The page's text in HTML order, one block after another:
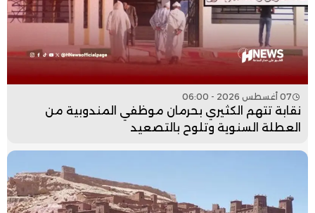
07 أغسطس 2026 - 06:00
نقابة تتهم الكثيري بحرمان موظفي المندوبية من
العطلة السنوية وتلوح بالتصعيد